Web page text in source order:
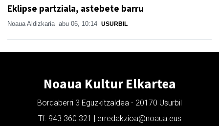
Eklipse partziala, astebete barru
Noaua Aldizkaria abu 06, 10:14 USURBIL
Noaua Kultur Elkartea
Bordaberri 3 Eguzkitzaldea - 20170 Usurbil
Tf: 943 360 321 | erredakzioa@noaua.eus